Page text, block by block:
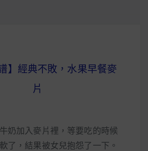
早餐？10 款隔夜更美味的燕麥粥
】經典不敗，水果早餐麥
片
奶加入麥片裡，等要吃的時候
了，結果被女兒抱怨了一下。